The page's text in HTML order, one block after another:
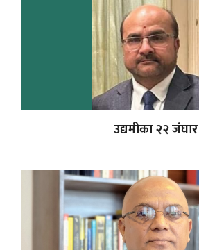
उद्यमीका २२ जंघार